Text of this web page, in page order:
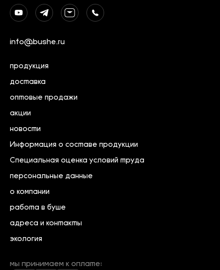
мы принимаем к оплате:
продукция
доставка
оптовые продажи
акции
новости
Информация о составе продукции
Специальная оценка условий труда
персональные данные
о компании
работа в буше
адреса и контакты
экология
info@bushe.ru